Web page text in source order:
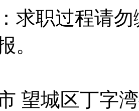
求职过程请
。
望城区丁字